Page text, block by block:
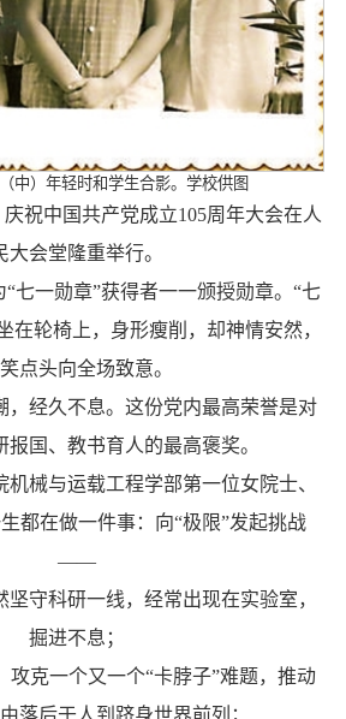
中）年轻时和学生合影。学校供图
庆祝中国共产党成立105周年大会在人
大会堂隆重举行。
七一勋章”获得者一一颁授勋章。“七
在轮椅上，身形瘦削，却神情安然，
点头向全场致意。
，经久不息。这份党内最高荣誉是对
报国、教书育人的最高褒奖。
机械与运载工程学部第一位女院士、
都在做一件事：向“极限”发起挑战
——
坚守科研一线，经常出现在实验室，
掘进不息；
攻克一个又一个“卡脖子”难题，推动
落后于人到跻身世界前列；